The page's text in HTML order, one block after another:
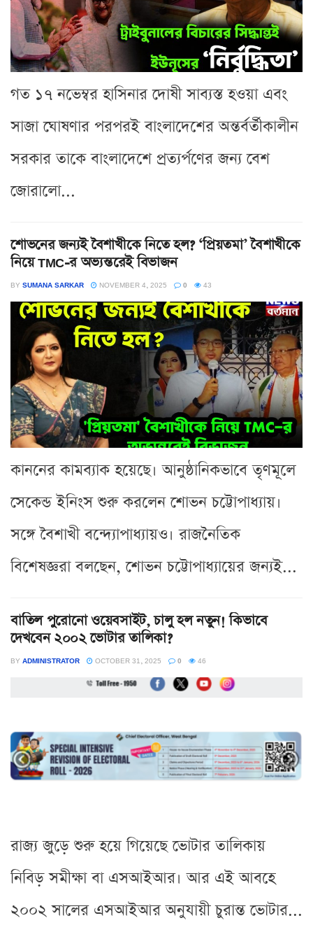
গত ১৭ নভেম্বর হাসিনার দোষী সাব্যস্ত হওয়া এবং
সাজা ঘোষণার পরপরই বাংলাদেশের অন্তর্বর্তীকালীন
সরকার তাকে বাংলাদেশে প্রত্যর্পণের জন্য বেশ
জোরালো...
শোভনের জন্যই বৈশাখীকে নিতে হল? ‘প্রিয়তমা’ বৈশাখীকে
নিয়ে TMC-র অভ্যন্তরেই বিভাজন
BY SUMANA SARKAR NOVEMBER 4, 2025 0 43
কাননের কামব্যাক হয়েছে। আনুষ্ঠানিকভাবে তৃণমূলে
সেকেন্ড ইনিংস শুরু করলেন শোভন চট্টোপাধ্যায়।
সঙ্গে বৈশাখী বন্দ্যোপাধ্যায়ও। রাজনৈতিক
বিশেষজ্ঞরা বলছেন, শোভন চট্টোপাধ্যায়ের জন্যই...
বাতিল পুরোনো ওয়েবসাইট, চালু হল নতুন! কিভাবে
দেখবেন ২০০২ ভোটার তালিকা?
BY ADMINISTRATOR OCTOBER 31, 2025 0 46
রাজ্য জুড়ে শুরু হয়ে গিয়েছে ভোটার তালিকায়
নিবিড় সমীক্ষা বা এসআইআর। আর এই আবহে
২০০২ সালের এসআইআর অনুযায়ী চুরান্ত ভোটার...